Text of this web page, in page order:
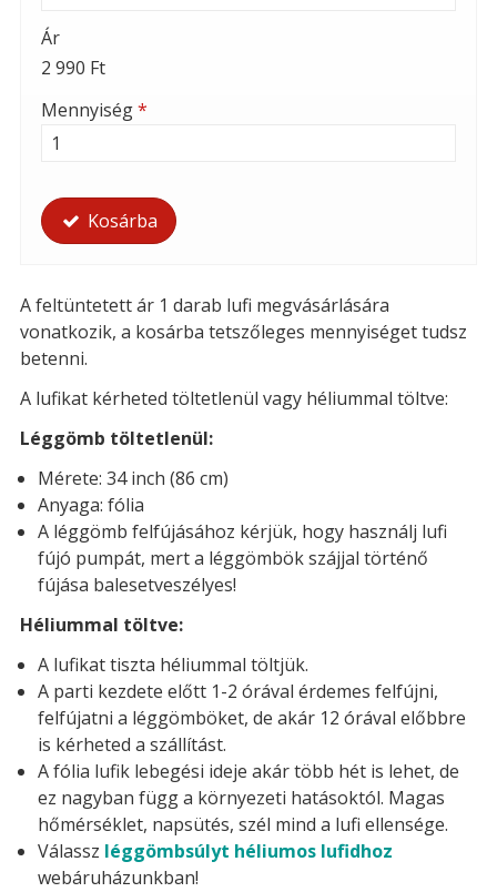
Ár
2 990 Ft
Mennyiség*
Kosárba
A feltüntetett ár 1 darab lufi megvásárlására
vonatkozik, a kosárba tetszőleges mennyiséget tudsz
betenni.
A lufikat kérheted töltetlenül vagy héliummal töltve:
Léggömb töltetlenül:
Mérete: 34 inch (86 cm)
Anyaga: fólia
A léggömb felfújásához kérjük, hogy használj lufi
fújó pumpát, mert a léggömbök szájjal történő
fújása balesetveszélyes!
Héliummal töltve:
A lufikat tiszta héliummal töltjük.
A parti kezdete előtt 1-2 órával érdemes felfújni,
felfújatni a léggömböket, de akár 12 órával előbbre
is kérheted a szállítást.
A fólia lufik lebegési ideje akár több hét is lehet, de
ez nagyban függ a környezeti hatásoktól. Magas
hőmérséklet, napsütés, szél mind a lufi ellensége.
Válassz léggömbsúlyt héliumos lufidhoz
webáruházunkban!